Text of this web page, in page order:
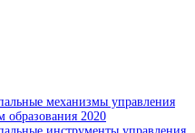
механизмы управления
образования 2020